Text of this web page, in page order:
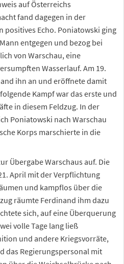
auf Österreichs
fand dagegen in der
Echo. Poniatowski ging
entgegen und bezog bei
von Warschau, eine
Wasserlauf. Am 19.
ihn an und eröffnete damit
Kampf war das erste und
in diesem Feldzug. In der
Poniatowski nach Warschau
Korps marschierte in die
Übergabe Warschaus auf. Die
April mit der Verpflichtung
und kampflos über die
räumte Ferdinand ihm dazu
sich, auf eine Überquerung
volle Tage lang ließ
und andere Kriegsvorräte,
das Regierungspersonal mit